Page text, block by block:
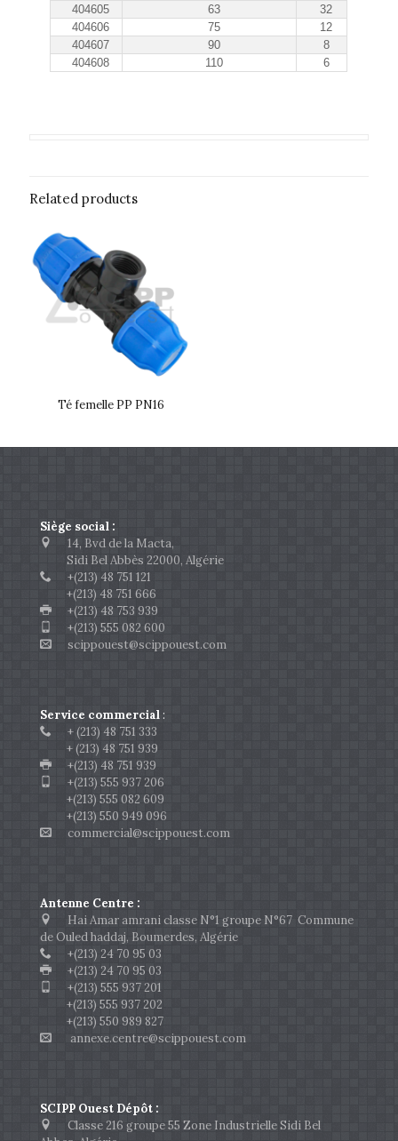
404605
63
32
404606
75
12
404607
90
8
404608
110 6
Related products
Té femelle PP PN16
Siège social :
14, Bvd de la Macta,
Sidi Bel Abbès 22000, Algérie
+(213) 48 751 121
+(213) 48 751 666
+(213) 48 753 939
+(213) 555 082 600
scippouest@scippouest.com
Service commercial:
+ (213) 48 751 333
+ (213) 48 751 939
+(213) 48 751 939
+(213) 555 937 206
+(213) 555 082 609
+(213) 550 949 096
commercial@scippouest.com
Antenne Centre :
Hai Amar amrani classe N°1 groupe N°67 Commune
de Ouled haddaj, Boumerdes, Algérie
+(213) 24 70 95 03
+(213) 24 70 95 03
+(213) 555 937 201
+(213) 555 937 202
+(213) 550 989 827
annexe.centre@scippouest.com
SCIPP Ouest Dépôt :
Classe 216 groupe 55 Zone Industrielle Sidi Bel